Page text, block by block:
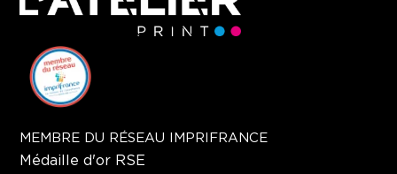
MEMBRE DU RÉSEAU IMPRIFRANCE
Médaille d'or RSE